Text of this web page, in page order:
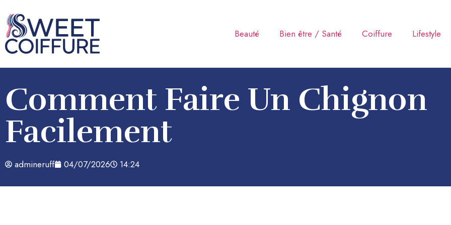
Beauté Bien être / Santé Coiffure Lifestyle
Comment Faire Un Chignon
Facilement
admineruff 04/07/2026 14:24